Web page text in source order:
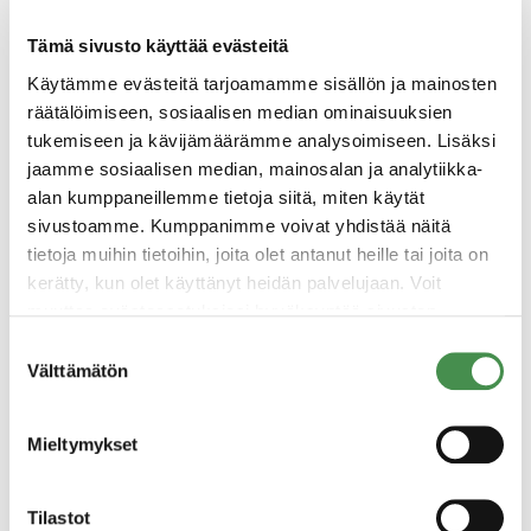
Tämä sivusto käyttää evästeitä
Käytämme evästeitä tarjoamamme sisällön ja mainosten
räätälöimiseen, sosiaalisen median ominaisuuksien
tukemiseen ja kävijämäärämme analysoimiseen. Lisäksi
jaamme sosiaalisen median, mainosalan ja analytiikka-
alan kumppaneillemme tietoja siitä, miten käytät
sivustoamme. Kumppanimme voivat yhdistää näitä
tietoja muihin tietoihin, joita olet antanut heille tai joita on
kerätty, kun olet käyttänyt heidän palvelujaan. Voit
valinta
Välttämätön
Mieltymykset
Tilastot
samalla tavalla, sillä emme rakenna messuja
vaan businesstapahtumaa, jossa mahdollistuu
verkostoituminen ja vuorovaikutus.
Standipaikka tarjoaa teille:
suoran kontaktin tapahtuman
osallistujayrityksiin ja päättäjiin
mahdollisuuden esitellä omaa
näkyvyyttä osana alueen teollisuuden